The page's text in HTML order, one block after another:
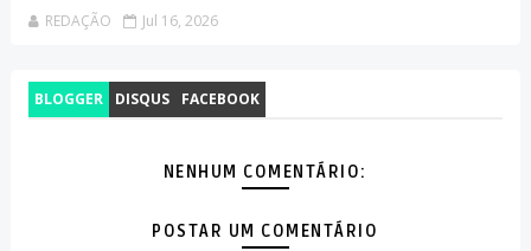
REDAÇÃO Jul 16, 2026
BLOGGER DISQUS FACEBOOK
NENHUM COMENTÁRIO:
POSTAR UM COMENTÁRIO